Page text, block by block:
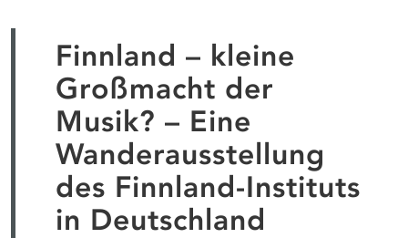
Finnland – kleine
Großmacht der
Musik? – Eine
Wanderausstellung
des Finnland-Instituts
in Deutschland